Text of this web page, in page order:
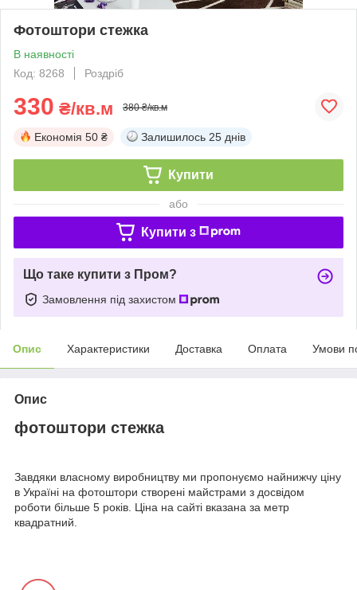
Фотоштори стежка
В наявності
Код: 8268
Роздріб
330 ₴/кв.м 380 ₴/кв.м
Економія 50 ₴ Залишилось 25 днів
Купити
або
Купити з
Що таке купити з Пром?
Замовлення під захистом
Опис Характеристики Доставка Оплата Умови
Опис
фотоштори стежка
Завдяки власному виробництву ми пропонуємо найнижчу ціну
в Україні на фотоштори створені майстрами з досвідом
роботи більше 5 років. Ціна на сайті вказана за метр
квадратний.